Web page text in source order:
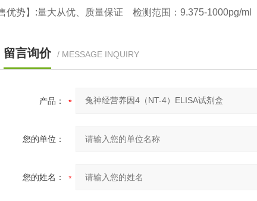
优势】:量大从优、质量保证 检测范围：9.375-1000pg/ml
留言询价 / MESSAGE INQUIRY
产品：
您的单位：
您的姓名：